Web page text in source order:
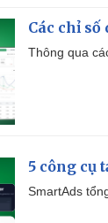
Các chỉ
Thông qua
5 công cụ
SmartAds